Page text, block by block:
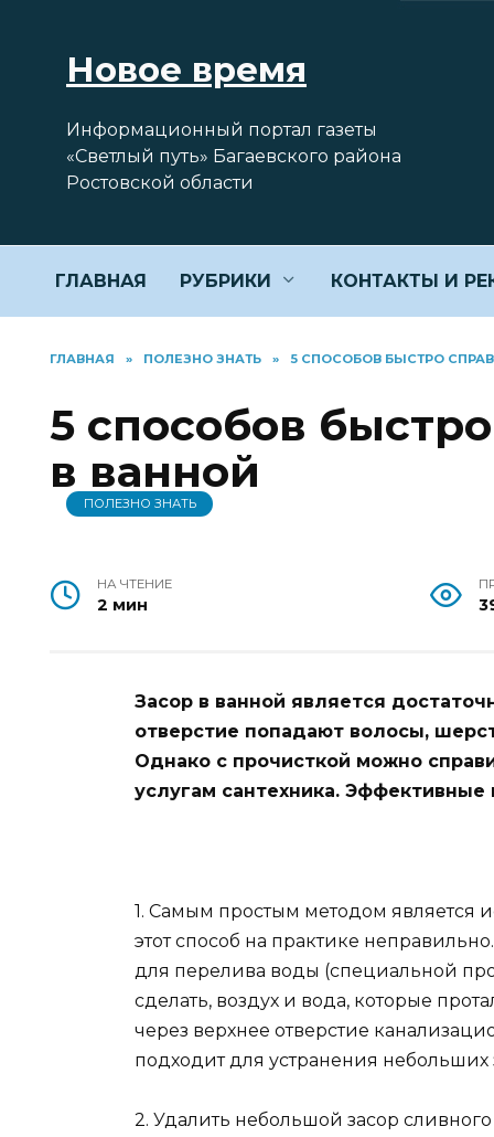
содержаниюНовое время
Информационный портал газеты
«Светлый путь» Багаевского района
Ростовской области
ГЛАВНАЯ РУБРИКИ КОНТАКТЫ И
ГЛАВНАЯ » ПОЛЕЗНО ЗНАТЬ » 5 СПОСОБОВ БЫСТРО
5 способов
в ванной
ПОЛЕЗНО ЗНАТЬ
НА ЧТЕНИЕ
2 мин
Засор в ванной является
отверстие попадают волосы,
Однако с прочисткой можно
услугам сантехника.
1. Самым простым методом является
этот способ на практике
для перелива воды (специальной
сделать, воздух и вода, которые
через верхнее отверстие
подходит для устранения
2. Удалить небольшой засор